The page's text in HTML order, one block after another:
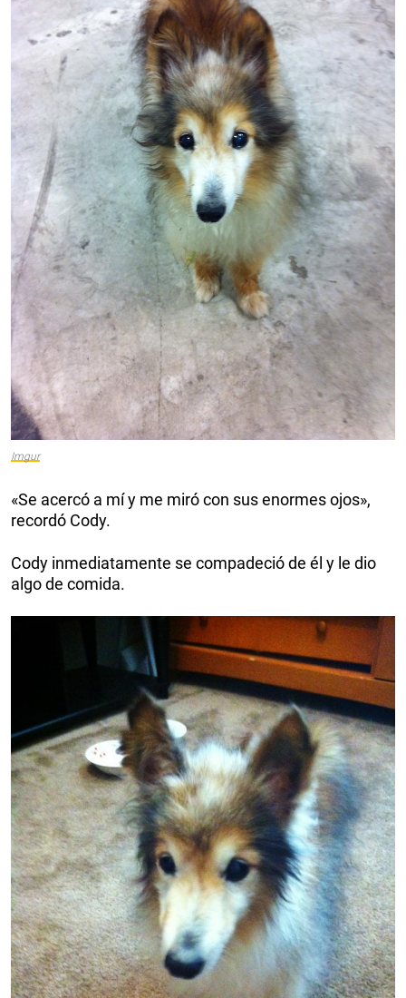
Imgur
«Se acercó a mí y me miró con sus enormes ojos»,
recordó Cody.
Cody inmediatamente se compadeció de él y le dio
algo de comida.